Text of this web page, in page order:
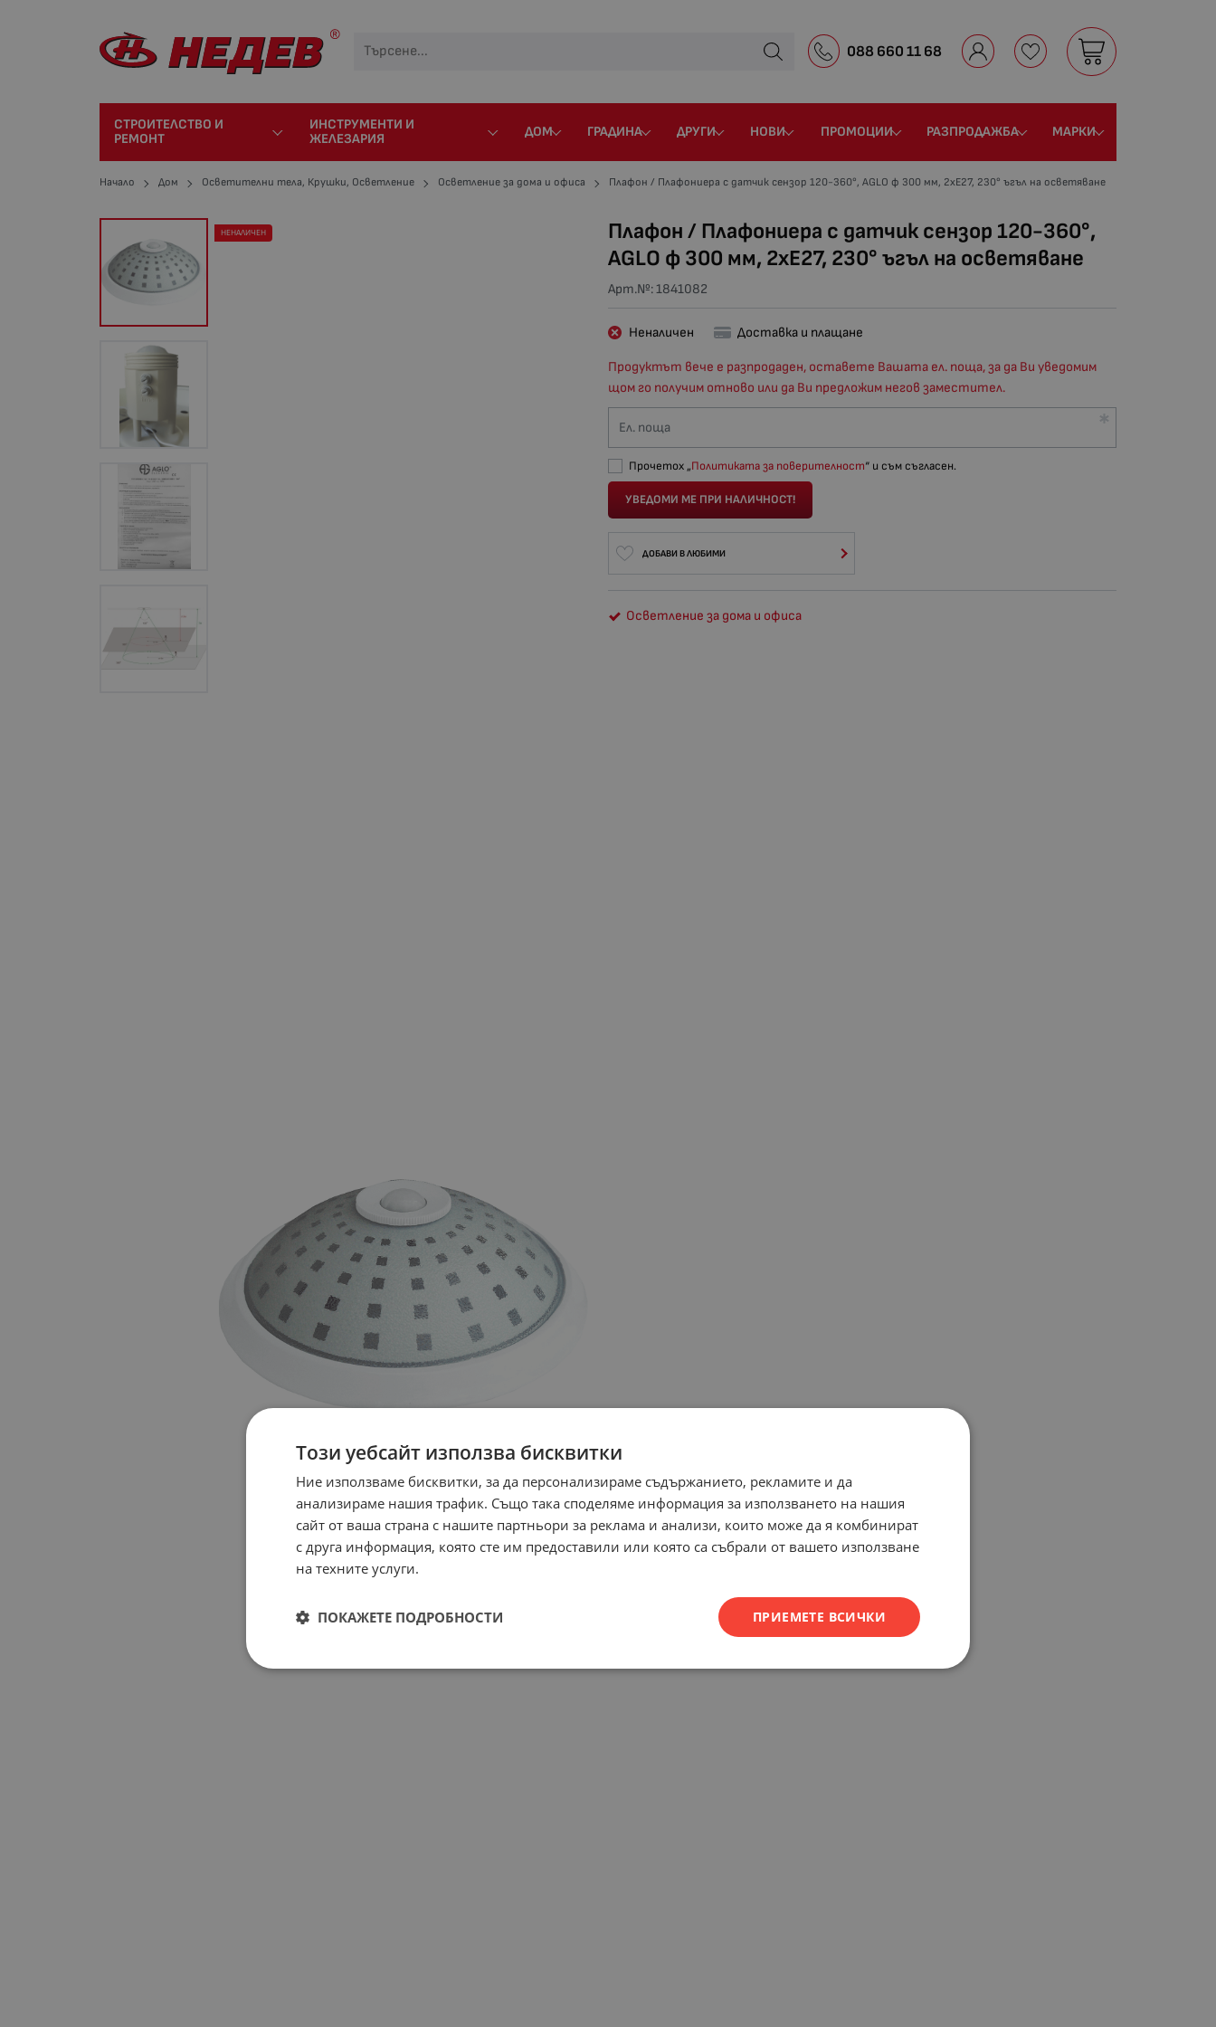
088 660 11 68
СТРОИТЕЛСТВО И
РЕМОНТ
ИНСТРУМЕНТИ И
ЖЕЛЕЗАРИЯ
ДОМ ГРАДИНА ДРУГИ НОВИ ПРОМОЦИИ РАЗПРОДАЖБА МАРКИ
Начало Дом Осветителни тела, Крушки, Осветление Осветление за дома и офиса Плафон / Плафониера с датчик сензор 120-360°, AGLO ф 300 мм, 2хЕ27, 230° ъгъл на осветяване
Плафон / Плафониера с датчик сензор 120-360°,
AGLO ф 300 мм, 2хЕ27, 230° ъгъл на осветяване
Арт.№:1841082
НЕНАЛИЧЕН
Неналичен
Доставка и плащане
Продуктът вече е разпродаден, оставете Вашата ел. поща, за да Ви уведомим
щом го получим отново или да Ви предложим негов заместител.
Ел. поща
Прочетох „Политиката за поверителност“ и съм съгласен.
УВЕДОМИ МЕ ПРИ НАЛИЧНОСТ!
ДОБАВИ В ЛЮБИМИ
Осветление за дома и офиса
Този уебсайт използва бисквитки
Ние използваме бисквитки, за да персонализираме съдържанието, рекламите и да
анализираме нашия трафик. Също така споделяме информация за използването на нашия
сайт от ваша страна с нашите партньори за реклама и анализи, които може да я комбинират
с друга информация, която сте им предоставили или която са събрали от вашето използване
на техните услуги.
ПРИЕМЕТЕ ВСИЧКИ
ПОКАЖЕТЕ ПОДРОБНОСТИ